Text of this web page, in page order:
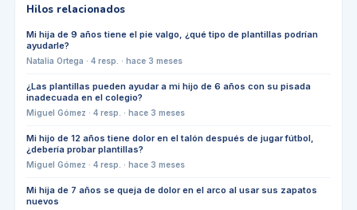
Hilos relacionados
Mi hija de 9 años tiene el pie valgo, ¿qué tipo de plantillas podrían
ayudarle?
Natalia Ortega · 4resp. · hace 3 meses
¿Las plantillas pueden ayudar a mi hijo de 6 años con su pisada
inadecuada en el colegio?
Miguel Gómez · 4resp. · hace 3 meses
Mi hijo de 12 años tiene dolor en el talón después de jugar fútbol,
¿debería probar plantillas?
Miguel Gómez · 4resp. · hace 3 meses
Mi hija de 7 años se queja de dolor en el arco al usar sus zapatos
nuevos